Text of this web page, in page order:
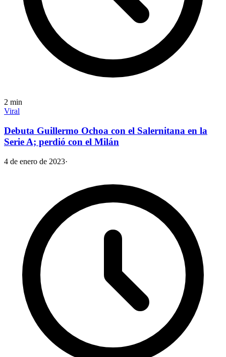
2 min
Viral
Debuta Guillermo Ochoa con el Salernitana en la
Serie A; perdió con el Milán
4 de enero de 2023·